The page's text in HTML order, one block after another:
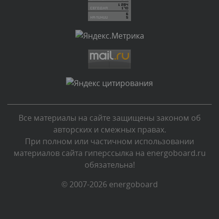
Комментарий проверяется
Текст комментария будет виден после проверки
администратором.
Вчера, в 23:35
Комментарий проверяется
Текст комментария будет виден после проверки
Все материалы на сайте защищены законом об
авторских и смежных правах.
При полном или частичном использовании
материалов сайта гиперссылка на energoboard.ru
обязательна!
© 2007-2026 energoboard